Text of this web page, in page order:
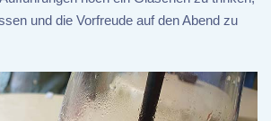
und die Vorfreude auf den Abend zu